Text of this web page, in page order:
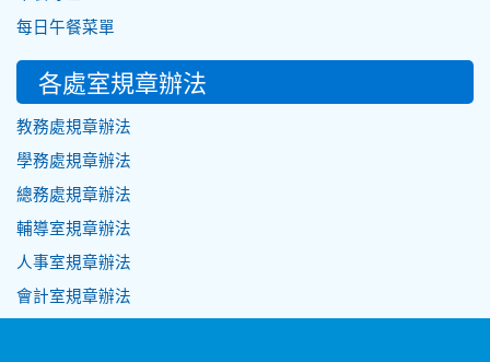
每日午餐菜單
各處室規章辦法
教務處規章辦法
學務處規章辦法
總務處規章辦法
輔導室規章辦法
人事室規章辦法
會計室規章辦法